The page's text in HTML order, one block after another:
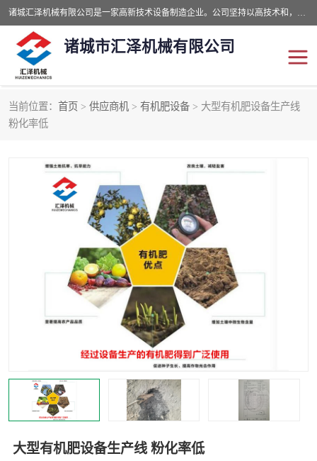
诸城汇泽机械有限公司是一家高新技术设备制造企业。公司坚持以高技术和，高服务于用户，以的环保机械制造设备赢的用户的信赖。现在主要生产死亡畜禽无害化处理和立式和卧式有机肥设备，搅拌机，烘干机，高温发酵机等。污水处理设备，固液分离机。气浮机，化制机等。公司秉承品质，用户至上，科技创新的经营理。
诸城市汇泽机械有限公司
当前位置： 首页 > 供应商机 > 有机肥设备 > 大型有机肥设备生产线
粉化率低
大型有机肥设备生产线 粉化率低
发酵设备
纳米膜好氧发酵堆肥机 粪污烘干酶体机
纳米膜发酵
膜式发酵仓 分子膜堆肥仓
分子膜发酵堆肥设备